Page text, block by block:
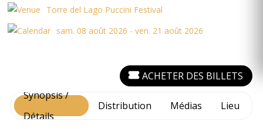
Torre del Lago Puccini Festival
sam. 08 août 2026 - ven. 21 août 2026
Synopsis /
Détails
Distribution Médias Lieu
ACHETER DES BILLETS